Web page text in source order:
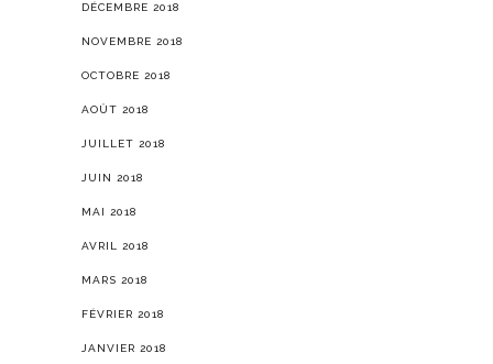
DÉCEMBRE 2018
NOVEMBRE 2018
OCTOBRE 2018
AOÛT 2018
JUILLET 2018
JUIN 2018
MAI 2018
AVRIL 2018
MARS 2018
FÉVRIER 2018
JANVIER 2018